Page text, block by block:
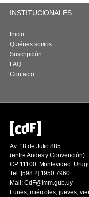
INSTITUCIONALES
Inicio
Quiénes somos
Suscripción
FAQ
Contacto
Av. 18 de Julio 885
(entre Andes y Convención)
CP 11100. Montevideo.
Tel: [598 2] 1950 7960
Mail: CdF@imm.gub.uy
Lunes, miércoles, jueves,